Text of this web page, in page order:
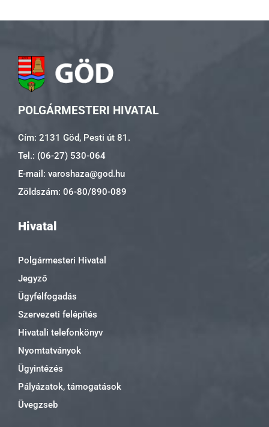
POLGÁRMESTERI HIVATAL
Cím: 2131 Göd, Pesti út 81.
Tel.: (06-27) 530-064
E-mail: varoshaza@god.hu
Zöldszám: 06-80/890-089
Hivatal
Polgármesteri Hivatal
Jegyző
Ügyfélfogadás
Szervezeti felépítés
Hivatali telefonkönyv
Nyomtatványok
Ügyintézés
Pályázatok, támogatások
Üvegzseb